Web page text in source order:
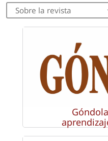
Sobre la revista